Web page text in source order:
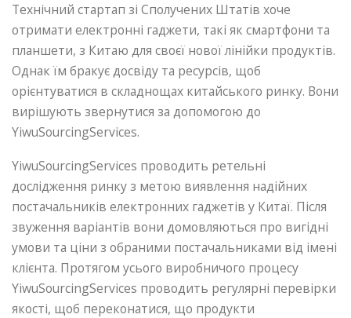
Технічний стартап зі Сполучених Штатів хоче
отримати електронні гаджети, такі як смартфони та
планшети, з Китаю для своєї нової лінійки продуктів.
Однак їм бракує досвіду та ресурсів, щоб
орієнтуватися в складнощах китайського ринку. Вони
вирішують звернутися за допомогою до
YiwuSourcingServices.
YiwuSourcingServices проводить ретельні
дослідження ринку з метою виявлення надійних
постачальників електронних гаджетів у Китаї. Після
звуження варіантів вони домовляються про вигідні
умови та ціни з обраними постачальниками від імені
клієнта. Протягом усього виробничого процесу
YiwuSourcingServices проводить регулярні перевірки
якості, щоб переконатися, що продукти